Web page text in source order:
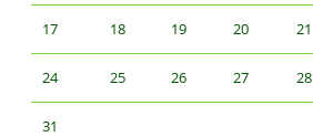
17 18 19 20 21
24 25 26 27 28
31